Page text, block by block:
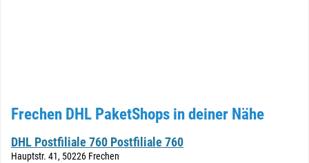
Frechen DHL PaketShops in deiner Nähe
DHL Postfiliale 760 Postfiliale 760
Hauptstr. 41, 50226 Frechen